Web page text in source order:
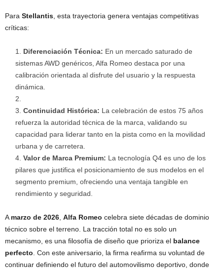
Para Stellantis , esta trayectoria genera ventajas competitivas
críticas:
Diferenciación Técnica: En un mercado saturado de
sistemas AWD genéricos, Alfa Romeo destaca por una
calibración orientada al disfrute del usuario y la respuesta
dinámica.
Continuidad Histórica: La celebración de estos 75 años
refuerza la autoridad técnica de la marca, validando su
capacidad para liderar tanto en la pista como en la movilidad
urbana y de carretera.
Valor de Marca Premium: La tecnología Q4 es uno de los
pilares que justifica el posicionamiento de sus modelos en el
segmento premium, ofreciendo una ventaja tangible en
rendimiento y seguridad.
A marzo de 2026 Alfa Romeo celebra siete décadas de dominio
técnico sobre el terreno. La tracción total no es solo un
mecanismo, es una filosofía de diseño que prioriza el balance
perfecto Con este aniversario, la firma reafirma su voluntad de
continuar definiendo el futuro del automovilismo deportivo, donde